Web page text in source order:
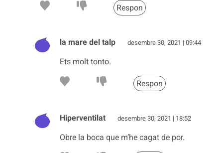
Respon
la mare del talp desembre 30, 2021 | 09:44
Ets molt tonto.
Respon
Hiperventilat desembre 30, 2021 | 18:52
Obre la boca que m’he cagat de por.